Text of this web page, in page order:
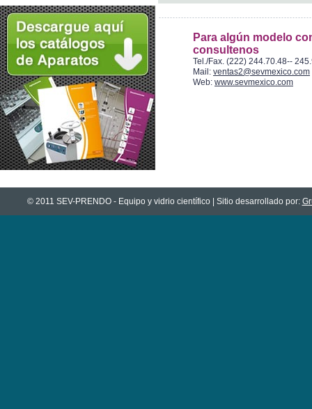
Para algún modelo
consultenos
Tel./Fax. (222) 244.70.48--
Mail: ventas2@sevmexico.com
Web: www.sevmexico.com
© 2011 SEV-PRENDO - Equipo y vidrio científico | Sitio desarrollado por: